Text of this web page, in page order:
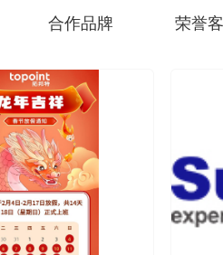
合作品牌 荣誉